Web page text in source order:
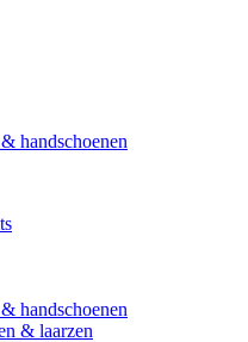
handschoenen
handschoenen
& laarzen